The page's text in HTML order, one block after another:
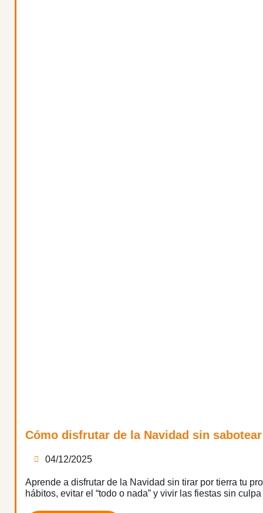
Cómo disfrutar de la Navidad sin
04/12/2025
Aprende a disfrutar de la Navidad sin tirar por tierra tu
hábitos, evitar el “todo o nada” y vivir las fiestas sin